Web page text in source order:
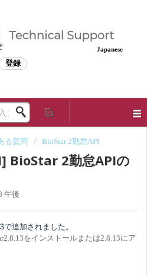
Japanese
登録
る質問 BioStar 2勤怠API
BioStar 2勤怠APIの
午後
追加されました。
をインストールまたは2.8.13にア